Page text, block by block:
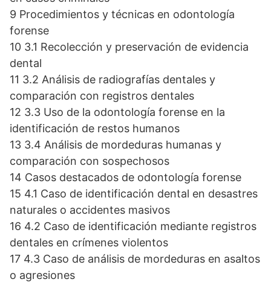
9 Procedimientos y técnicas en odontología
forense
10 3.1 Recolección y preservación de evidencia
dental
11 3.2 Análisis de radiografías dentales y
comparación con registros dentales
12 3.3 Uso de la odontología forense en la
identificación de restos humanos
13 3.4 Análisis de mordeduras humanas y
comparación con sospechosos
14 Casos destacados de odontología forense
15 4.1 Caso de identificación dental en desastres
naturales o accidentes masivos
16 4.2 Caso de identificación mediante registros
dentales en crímenes violentos
17 4.3 Caso de análisis de mordeduras en asaltos
o agresiones